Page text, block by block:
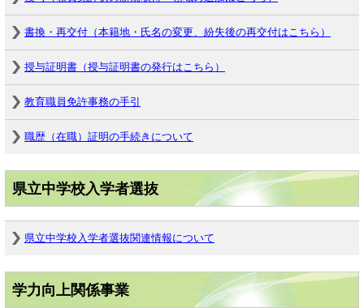
書換・再交付（本籍地・氏名の変更、紛失後の再交付はこちら）
授与証明書（授与証明書の発行はこちら）
教育職員免許事務の手引
職歴（在職）証明の手続きについて
県立中学校入学者選抜
県立中学校入学者選抜関連情報について
学力向上関係事業